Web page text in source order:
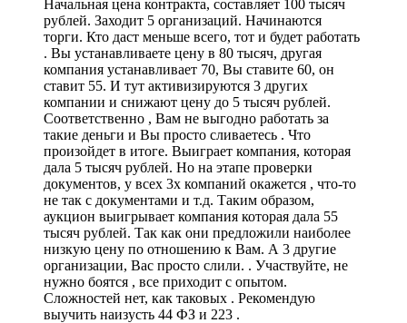
Начальная цена контракта, составляет 100 тысяч
рублей. Заходит 5 организаций. Начинаются
торги. Кто даст меньше всего, тот и будет работать
. Вы устанавливаете цену в 80 тысяч, другая
компания устанавливает 70, Вы ставите 60, он
ставит 55. И тут активизируются 3 других
компании и снижают цену до 5 тысяч рублей.
Соответственно , Вам не выгодно работать за
такие деньги и Вы просто сливаетесь . Что
произойдет в итоге. Выиграет компания, которая
дала 5 тысяч рублей. Но на этапе проверки
документов, у всех 3х компаний окажется , что-то
не так с документами и т.д. Таким образом,
аукцион выигрывает компания которая дала 55
тысяч рублей. Так как они предложили наиболее
низкую цену по отношению к Вам. А 3 другие
организации, Вас просто слили. . Участвуйте, не
нужно боятся , все приходит с опытом.
Сложностей нет, как таковых . Рекомендую
выучить наизусть 44 ФЗ и 223 .